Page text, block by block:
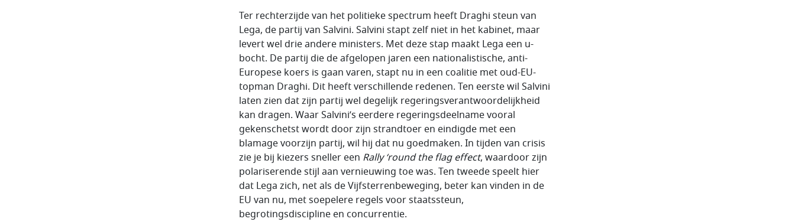
Ter rechterzijde van het politieke spectrum heeft Draghi steun van
Lega, de partij van Salvini. Salvini stapt zelf niet in het kabinet, maar
levert wel drie andere ministers. Met deze stap maakt Lega een u-
bocht. De partij die de afgelopen jaren een nationalistische, anti-
Europese koers is gaan varen, stapt nu in een coalitie met oud-EU-
topman Draghi. Dit heeft verschillende redenen. Ten eerste wil Salvini
laten zien dat zijn partij wel degelijk regeringsverantwoordelijkheid
kan dragen. Waar Salvini’s eerdere regeringsdeelname vooral
gekenschetst wordt door zijn strandtoer en eindigde met een
blamage voorzijn partij, wil hij dat nu goedmaken. In tijden van crisis
zie je bij kiezers sneller een Rally ‘round the flag effect, waardoor zijn
polariserende stijl aan vernieuwing toe was. Ten tweede speelt hier
dat Lega zich, net als de Vijfsterrenbeweging, beter kan vinden in de
EU van nu, met soepelere regels voor staatssteun,
begrotingsdiscipline en concurrentie.